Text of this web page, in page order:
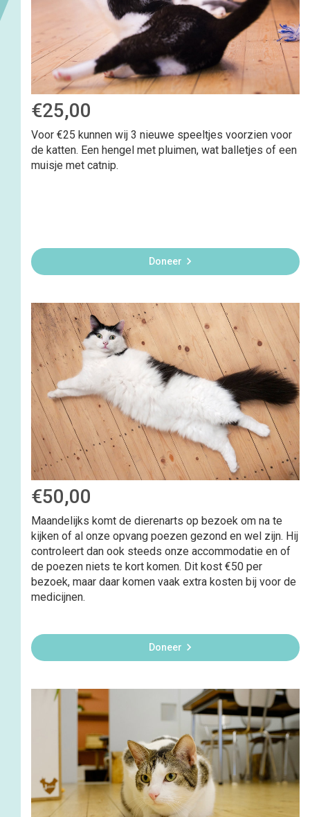
€25,00
Voor €25 kunnen wij 3 nieuwe speeltjes voorzien voor
de katten. Een hengel met pluimen, wat balletjes of een
muisje met catnip.
Doneer 
€50,00
Maandelijks komt de dierenarts op bezoek om na te
kijken of al onze opvang poezen gezond en wel zijn. Hij
controleert dan ook steeds onze accommodatie en of
de poezen niets te kort komen. Dit kost €50 per
bezoek, maar daar komen vaak extra kosten bij voor de
medicijnen.
Doneer 